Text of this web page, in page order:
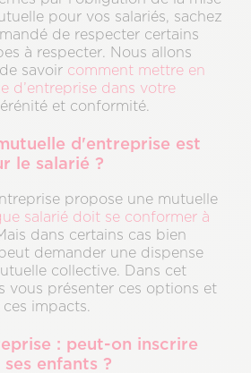
pour vos salariés, sachez
de respecter certains
à respecter. Nous allons
savoir comment mettre en
d’entreprise dans votre
et conformité.
d'entreprise est
le salarié ?
propose une mutuelle
salarié doit se conformer à
Mais dans certains cas bien
demander une dispense
collective. Dans cet
vous présenter ces options et
impacts.
: peut-on inscrire
enfants ?